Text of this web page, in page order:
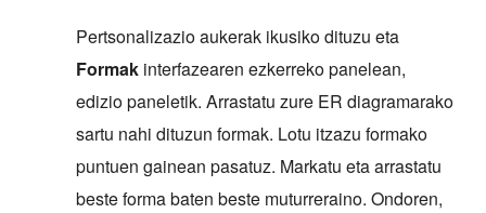
Pertsonalizazio aukerak ikusiko dituzu eta
Formak interfazearen ezkerreko panelean,
edizio paneletik. Arrastatu zure ER diagramarako
sartu nahi dituzun formak. Lotu itzazu formako
puntuen gainean pasatuz. Markatu eta arrastatu
beste forma baten beste muturreraino. Ondoren,